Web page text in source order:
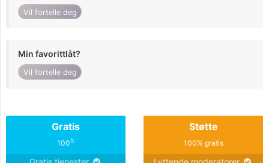
Vil fortelle deg
Min favorittlåt?
Vil fortelle deg
Gratis
100%
Støtte
100% gratis